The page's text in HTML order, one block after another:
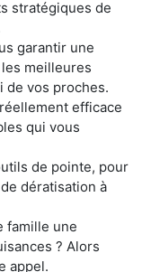
stratégiques de
garantir une
meilleures
vos proches.
efficace
qui vous
de pointe, pour
dératisation à
famille une
? Alors
appel.